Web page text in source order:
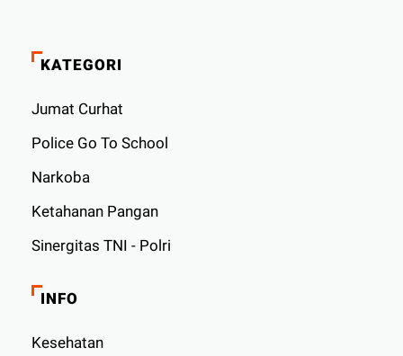
KATEGORI
Jumat Curhat
Police Go To School
Narkoba
Ketahanan Pangan
Sinergitas TNI - Polri
INFO
Kesehatan